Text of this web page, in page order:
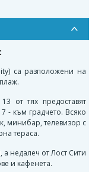
са разположени на
от тях предоставят
- към градчето. Всяко
минибар, телевизор с
тераса.
а недалеч от Лост Сити
и кафенета.